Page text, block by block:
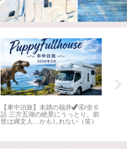
【車中泊旅】未踏の福井🦖④/全６
話 三方五湖の絶景にうっとり。前
世は縄文人…かもしれない（笑）